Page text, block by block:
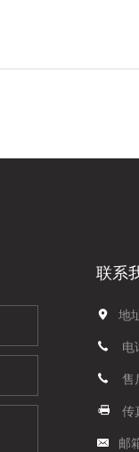
联系
地
电
售
传
邮